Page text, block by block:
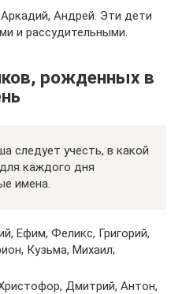
Андрей. Эти дети
и рассудительными.
рожденных в
следует учесть, в какой
каждого дня
имена.
Ефим, Феликс, Григорий,
Кузьма, Михаил;
Дмитрий, Антон,